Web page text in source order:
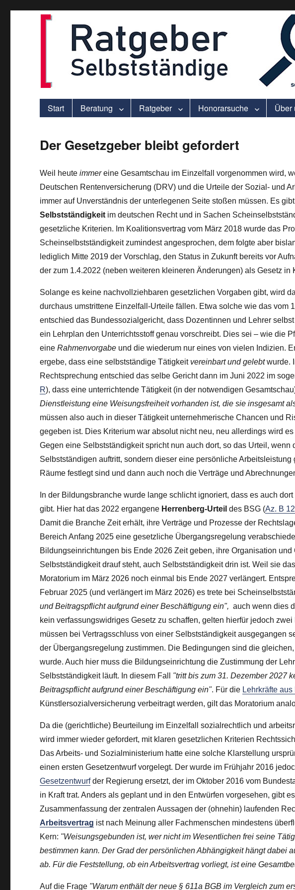
selbststaendigen.info
ver.di-Beratung für Solo-Selbstständige – praxisnah und individuell.
Start Beratung Ratgeber Honorarsuche Über
Der Gesetzgeber bleibt gefordert
Weil heuteimmereine Gesamtschau im Einzelfall vorgenommen wird,
Deutschen Rentenversicherung (DRV) und die Urteile der Sozial- und
immer auf Unverständnis der unterlegenen Seite stoßen müssen. Es
Selbstständigkeit im deutschen Recht und in Sachen
gesetzliche Kriterien. Im Koalitionsvertrag vom März 2018 wurde das
Scheinselbstständigkeit zumindest angesprochen, dem folgte aber
lediglich Mitte 2019 der Vorschlag, den Status in Zukunft bereits vor
der zum 1.4.2022 (neben weiteren kleineren Änderungen) als Gesetz in
Solange es keine nachvollziehbaren gesetzlichen Vorgaben gibt, wird
durchaus umstrittene Einzelfall-Urteile fällen. Etwa solche wie das vom
entschied das Bundessozialgericht, dass Dozentinnen und Lehrer
ein Lehrplan den Unterrichtsstoff genau vorschreibt. Dies sei – wie die
eineRahmenvorgabe und die wiederum nur eines von vielen Indizien.
ergebe, dass eine selbstständige Tätigkeit vereinbart und gelebtwurde.
Rechtsprechung entschied das selbe Gericht dann im Juni 2022 im
R), dass eine unterrichtende Tätigkeit (in der notwendigen
Dienstleistung eine Weisungsfreiheit vorhanden ist, die sie insgesamt
müssen also auch in dieser Tätigkeit unternehmerische Chancen und
gegeben ist. Dies Kriterium war absolut nicht neu, neu allerdings wird
Gegen eine Selbstständigkeit spricht nun auch dort, so das Urteil, wenn
Selbstständigen auftritt, sondern dieser eine persönliche
Räume festlegt sind und dann auch noch die Verträge und
In der Bildungsbranche wurde lange schlicht ignoriert, dass es auch
gibt. Hier hat das 2022 ergangene Herrenberg-Urteil des BSG (Az. B
Damit die Branche Zeit erhält, ihre Verträge und Prozesse der
Bereich Anfang 2025 eine gesetzliche Übergangsregelung
Bildungseinrichtungen bis Ende 2026 Zeit geben, ihre Organisation
Selbstständigkeit drauf steht, auch Selbstständigkeit drin ist. Weil sie
Moratorium im März 2026 noch einmal bis Ende 2027 verlängert.
Februar 2025 (und verlängert im März 2026) es trete bei
und Beitragspflicht aufgrund einer Beschäftigung ein", auch wenn dies
kein verfassungswidriges Gesetz zu schaffen, gelten hierfür jedoch
müssen bei Vertragsschluss von einer Selbstständigkeit ausgegangen
der Übergangsregelung zustimmen. Die Bedingungen sind die
wurde. Auch hier muss die Bildungseinrichtung die Zustimmung der
Selbstständigkeit läuft. In diesem Fall "tritt bis zum 31. Dezember 2027
Beitragspflicht aufgrund einer Beschäftigung ein". Für die Lehrkräfte
Künstlersozialversicherung verbeitragt werden, gilt das Moratorium
Da die (gerichtliche) Beurteilung im Einzelfall sozialrechtlich und
wird immer wieder gefordert, mit klaren gesetzlichen Kriterien
Das Arbeits- und Sozialministerium hatte eine solche Klarstellung
einen ersten Gesetzentwurf vorgelegt. Der wurde im Frühjahr 2016
Gesetzentwurfder Regierung ersetzt, der im Oktober 2016 vom
in Kraft trat. Anders als geplant und in den Entwürfen vorgesehen, gibt
Zusammenfassung der zentralen Aussagen der (ohnehin) laufenden
Arbeitsvertrag ist nach Meinung aller Fachmenschen mindestens
Kern: "Weisungsgebunden ist, wer nicht im Wesentlichen frei seine
bestimmen kann. Der Grad der persönlichen Abhängigkeit hängt dabei
ab. Für die Feststellung, ob ein Arbeitsvertrag vorliegt, ist eine
Auf die Frage "Warum enthält der neue § 611a BGB im Vergleich zum